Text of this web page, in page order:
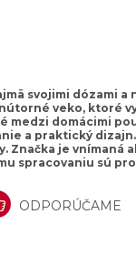
svojimi dózami
veko, ktoré
medzi domácimi
a praktický
Značka je
spracovaniu sú
ODPORÚČAME